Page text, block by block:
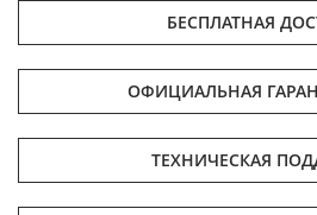
БЕСПЛАТНАЯ
ОФИЦИАЛЬНАЯ
ТЕХНИЧЕСКАЯ